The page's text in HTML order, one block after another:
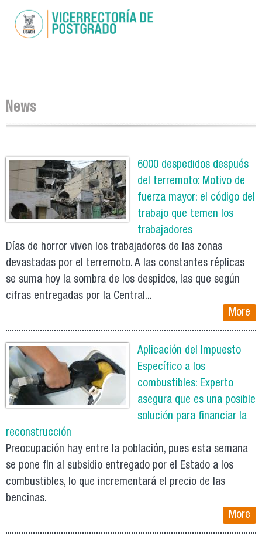
main
You are here
News
6000 despedidos después
del terremoto: Motivo de
fuerza mayor: el código del
trabajo que temen los
trabajadores
Días de horror viven los trabajadores de las zonas
devastadas por el terremoto. A las constantes réplicas
se suma hoy la sombra de los despidos, las que según
cifras entregadas por la Central...
More
Aplicación del Impuesto
Específico a los
combustibles: Experto
asegura que es una posible
solución para financiar la
reconstrucción
Preocupación hay entre la población, pues esta semana
se pone fin al subsidio entregado por el Estado a los
combustibles, lo que incrementará el precio de las
bencinas.
More
Pages